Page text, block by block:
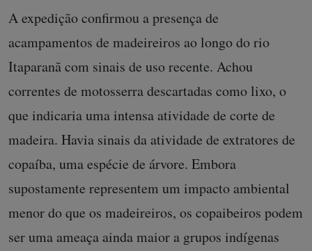
A expedição confirmou a presença de
acampamentos de madeireiros ao longo do rio
Itaparanã com sinais de uso recente. Achou
correntes de motosserra descartadas como lixo, o
que indicaria uma intensa atividade de corte de
madeira. Havia sinais da atividade de extratores de
copaíba, uma espécie de árvore. Embora
supostamente representem um impacto ambiental
menor do que os madeireiros, os copaibeiros podem
ser uma ameaça ainda maior a grupos indígenas